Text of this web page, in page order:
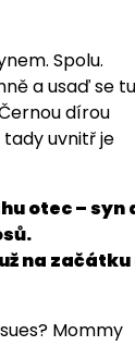
Spolu.
a usaď se
dírou
uvnitř je
otec – syn
na začátku
Mommy